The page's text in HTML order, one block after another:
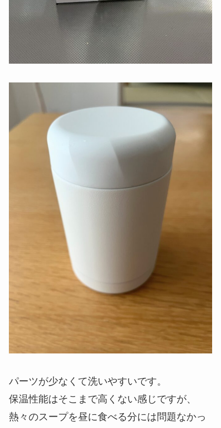
パーツが少なくて洗いやすいです。
保温性能はそこまで高くない感じですが、
熱々のスープを昼に食べる分には問題なかっ